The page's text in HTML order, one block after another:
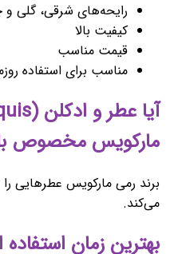
رایحه‌های شرقی، گلی و
کیفیت بالا
قیمت مناسب
مناسب برای استفاده
مارکویس مخصوص
برند رمی مارکویس عطرهایی را
می‌کند.
بهترین زمان استفاده